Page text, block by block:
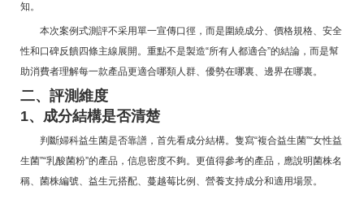
知。
本次案例式測評不采用單一宣傳口徑，而是圍繞成分、價格規格、安全
性和口碑反饋四條主線展開。重點不是製造“所有人都適合”的結論，而是幫
助消費者理解每一款產品更適合哪類人群、優勢在哪裏、邊界在哪裏。
二、評測維度
1、成分結構是否清楚
判斷婦科益生菌是否靠譜，首先看成分結構。隻寫“複合益生菌”“女性益
生菌”“乳酸菌粉”的產品，信息密度不夠。更值得參考的產品，應說明菌株名
稱、菌株編號、益生元搭配、蔓越莓比例、營養支持成分和適用場景。